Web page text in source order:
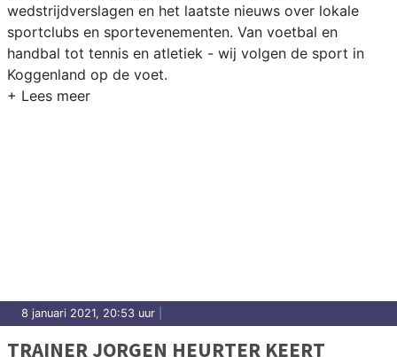
wedstrijdverslagen en het laatste nieuws over lokale
sportclubs en sportevenementen. Van voetbal en
handbal tot tennis en atletiek - wij volgen de sport in
Koggenland op de voet.
8 januari 2021, 20:53 uur
TRAINER JORGEN HEURTER KEERT